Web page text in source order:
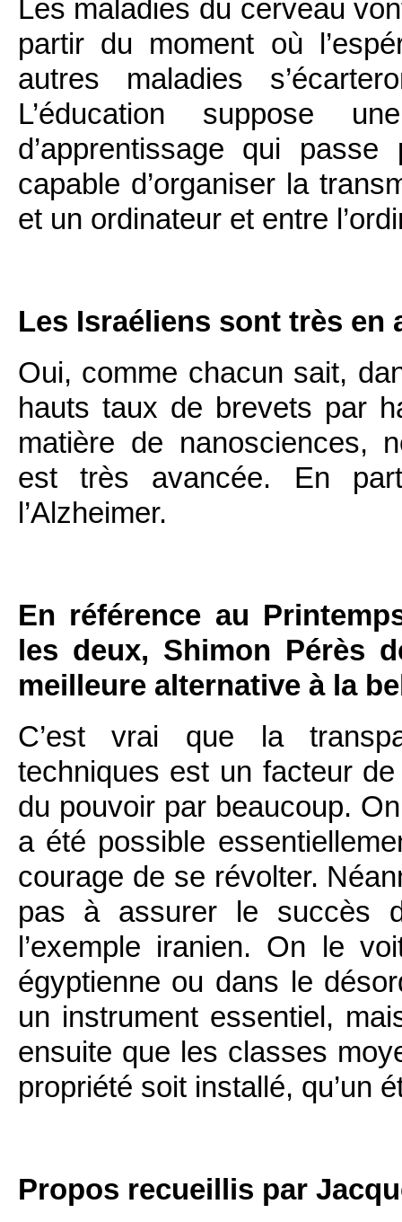
Les maladies du cerveau
partir du moment où
autres maladies
L’éducation suppose
d’apprentissage qui
capable d’organiser la
et un ordinateur et entre
Les Israéliens sont très en
Oui, comme chacun sait,
hauts taux de brevets par
matière de nanosciences,
est très avancée. En
l’Alzheimer.
En référence au
les deux, Shimon Pérès
meilleure alternative à la
C’est vrai que la
techniques est un facteur
du pouvoir par beaucoup.
a été possible
courage de se révolter.
pas à assurer le succès
l’exemple iranien. On le
égyptienne ou dans le
un instrument essentiel,
ensuite que les classes
propriété soit installé, qu’un
Propos recueillis par